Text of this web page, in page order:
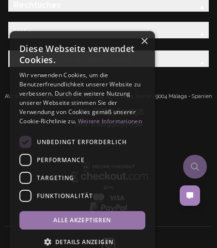
Hilfe
Entdecken Sie die AW-Familie
AW Artisan S.L.Calle Caleta de Velez n39, 41 PI Santa Tereza 29004 Málaga - Spanien
IdNr: ESB93657658
UID: ESB93657658
×
Diese Webseite verwendet
Cookies.
Wir verwenden Cookies, um die
Benutzerfreundlichkeit unserer Website zu
verbessern. Durch die weitere Nutzung
unserer Webseite stimmen Sie der
Verwendung von Cookies gemäß unserer
Cookie-Richtlinie zu. Weitere Informationen
UNBEDINGT ERFORDERLICH
PERFORMANCE
TARGETING
FUNKTIONALITÄT
ALLE AKZEPTIEREN
DETAILS ANZEIGEN